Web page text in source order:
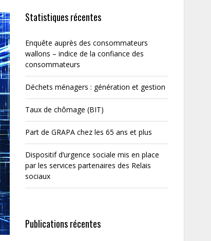
Statistiques récentes
Enquête auprès des consommateurs
wallons – indice de la confiance des
consommateurs
Déchets ménagers : génération et gestion
Taux de chômage (BIT)
Part de GRAPA chez les 65 ans et plus
Dispositif d’urgence sociale mis en place
par les services partenaires des Relais
sociaux
Publications récentes